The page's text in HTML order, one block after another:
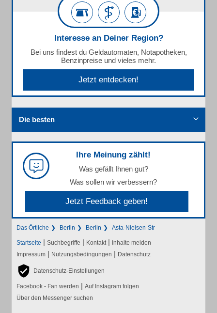
Interesse an Deiner Region?
Bei uns findest du Geldautomaten, Notapotheken,
Benzinpreise und vieles mehr.
Jetzt entdecken!
Die besten
Ihre Meinung zählt!
Was gefällt Ihnen gut?
Was sollen wir verbessern?
Jetzt Feedback geben!
Das Örtliche Berlin Berlin Asta-Nielsen-Str
Startseite | Suchbegriffe | Kontakt | Inhalte melden
Impressum | Nutzungsbedingungen | Datenschutz
Datenschutz-Einstellungen
Facebook - Fan werden | Auf Instagram folgen
Über den Messenger suchen